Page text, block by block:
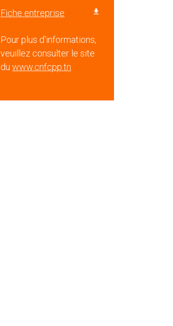
Fiche entreprise
Pour plus d'informations,
veuillez consulter le site
du www.cnfcpp.tn